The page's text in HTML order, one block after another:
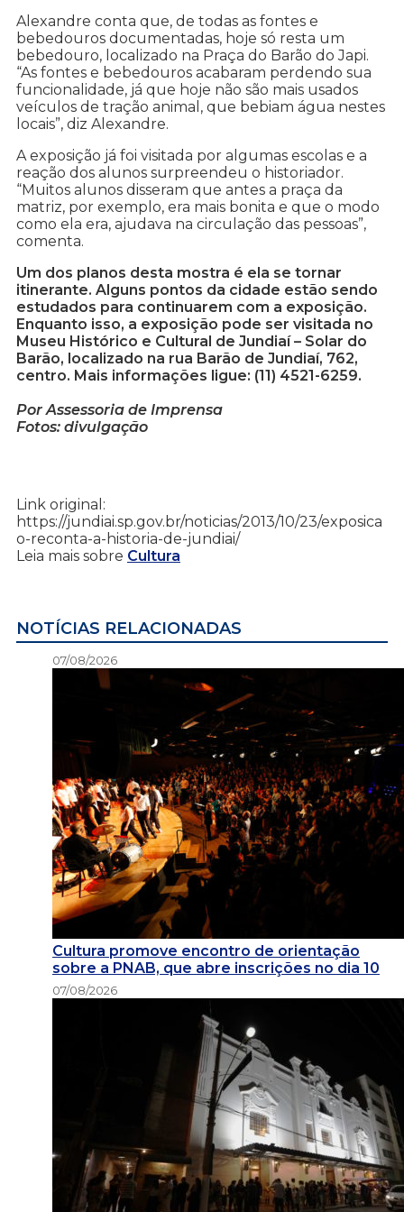
Alexandre conta que, de todas as fontes e
bebedouros documentadas, hoje só resta um
bebedouro, localizado na Praça do Barão do Japi.
“As fontes e bebedouros acabaram perdendo sua
funcionalidade, já que hoje não são mais usados
veículos de tração animal, que bebiam água nestes
locais”, diz Alexandre.
A exposição já foi visitada por algumas escolas e a
reação dos alunos surpreendeu o historiador.
“Muitos alunos disseram que antes a praça da
matriz, por exemplo, era mais bonita e que o modo
como ela era, ajudava na circulação das pessoas”,
comenta.
Um dos planos desta mostra é ela se tornar
itinerante. Alguns pontos da cidade estão sendo
estudados para continuarem com a exposição.
Enquanto isso, a exposição pode ser visitada no
Museu Histórico e Cultural de Jundiaí – Solar do
Barão, localizado na rua Barão de Jundiaí, 762,
centro. Mais informações ligue: (11) 4521-6259.
Por Assessoria de Imprensa
Fotos: divulgação
Link original:
https://jundiai.sp.gov.br/noticias/2013/10/23/exposica
o-reconta-a-historia-de-jundiai/
Leia mais sobre Cultura
NOTÍCIAS RELACIONADAS
07/08/2026
Cultura promove encontro de orientação
sobre a PNAB, que abre inscrições no dia 10
07/08/2026